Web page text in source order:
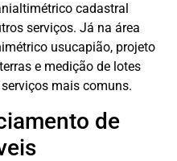
cadastral
serviços. Já na área
usucapião, projeto
e medição de lotes
mais comuns.
de